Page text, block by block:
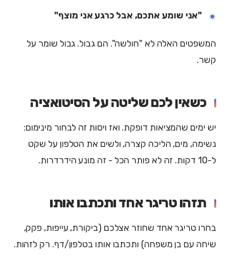
"אני שומע אתכם, אבל כרגע אני מוצף"
המשפטים האלה לא "חולשה". הם גבול. גבול שומר על
קשר.
כשאין לכם שליטה על הסיטואציה
יש ימים שהמציאות דופקת. ואז ויסות זה לבחור מינימום:
נשימה, מים, הליכה קצרה, ולשים את הטלפון על שקט
ל-10 דקות. זה לא פותר הכל - זה מונע הידרדרות.
תזהו טריגר אחד ותכתבו אותו
בחרו טריגר אחד שחוזר אצלכם (ביקורת, עייפות, פקק,
שיחה עם בן משפחה) ותכתבו אותו בטלפון/דף. רק לזהות.